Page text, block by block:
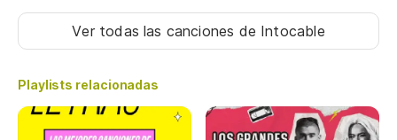
Ver todas las canciones de Intocable
Playlists relacionadas